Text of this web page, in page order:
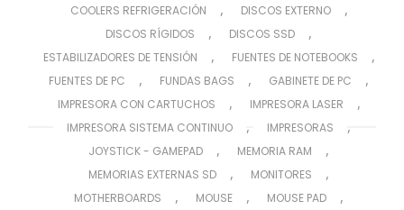
COOLERS REFRIGERACIÓN , DISCOS EXTERNO ,
DISCOS RÍGIDOS , DISCOS SSD ,
ESTABILIZADORES DE TENSIÓN , FUENTES DE NOTEBOOKS ,
FUENTES DE PC , FUNDAS BAGS , GABINETE DE PC ,
IMPRESORA CON CARTUCHOS , IMPRESORA LASER ,
IMPRESORA SISTEMA CONTINUO , IMPRESORAS ,
JOYSTICK - GAMEPAD , MEMORIA RAM ,
MEMORIAS EXTERNAS SD , MONITORES ,
MOTHERBOARDS , MOUSE , MOUSE PAD ,